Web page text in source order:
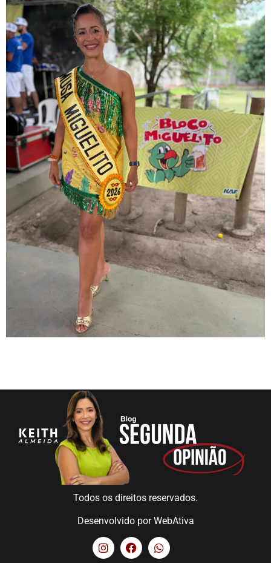
Todos os direitos reservados.
Desenvolvido porWebAtiva